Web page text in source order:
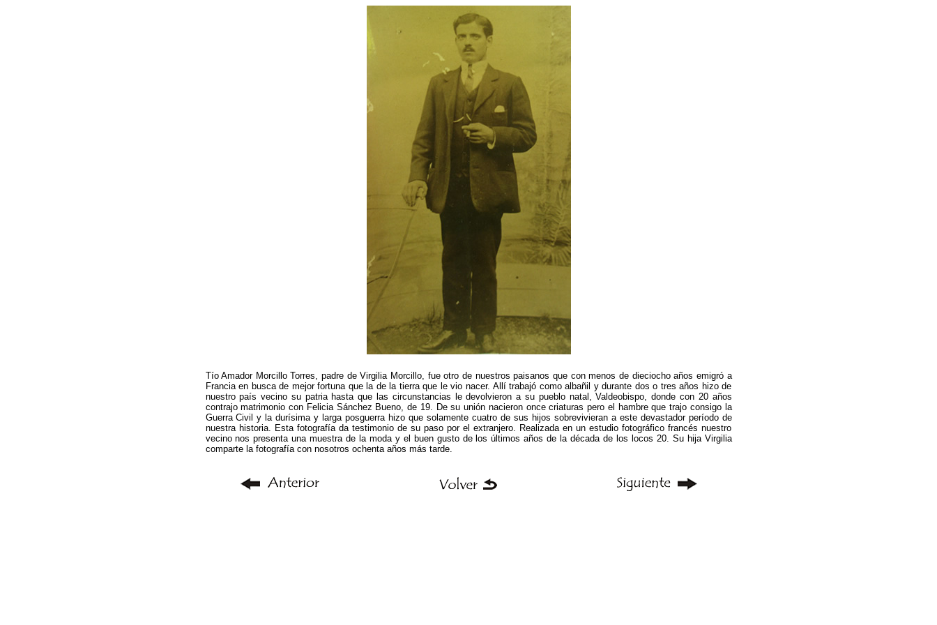
Tío Amador Morcillo Torres, padre de Virgilia Morcillo, fue otro de nuestros paisanos que con menos de dieciocho años emigró a
Francia en busca de mejor fortuna que la de la tierra que le vio nacer. Allí trabajó como albañil y durante dos o tres años hizo de
nuestro país vecino su patria hasta que las circunstancias le devolvieron a su pueblo natal, Valdeobispo, donde con 20 años
contrajo matrimonio con Felicia Sánchez Bueno, de 19. De su unión nacieron once criaturas pero el hambre que trajo consigo la
Guerra Civil y la durísima y larga posguerra hizo que solamente cuatro de sus hijos sobrevivieran a este devastador período de
nuestra historia. Esta fotografía da testimonio de su paso por el extranjero. Realizada en un estudio fotográfico francés nuestro
vecino nos presenta una muestra de la moda y el buen gusto de los últimos años de la década de los locos 20. Su hija Virgilia
comparte la fotografía con nosotros ochenta años más tarde.